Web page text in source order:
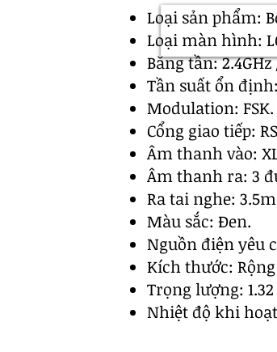
Loại sản phẩm:
Loại màn hình:
Băng tần:
Tần suất ổn
Modulation: FSK.
Cổng giao tiếp:
Âm thanh vào:
Âm thanh ra: 3
Ra tai nghe:
Màu sắc: Đen.
Nguồn điện yêu
Kích thước:
Trọng lượng:
Nhiệt độ khi